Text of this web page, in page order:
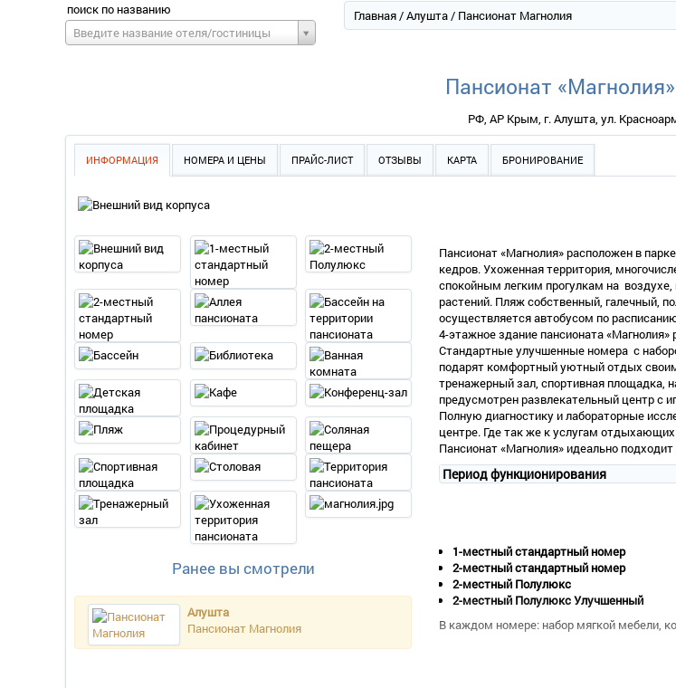
поиск по названию
Введите название отеля/гостиницы
Главная/Алушта/ Пансионат Магнолия
Пансионат
РФ, АР Крым, г. Алушта, ул.
ИНФОРМАЦИЯ НОМЕРА И ЦЕНЫ ПРАЙС-ЛИСТ ОТЗЫВЫ КАРТА БРОНИРОВАНИЕ
Ранее вы смотрели
Алушта
Пансионат Магнолия
Пансионат «Магнолия» расположен в
кедров. Ухоженная территория,
спокойным легким прогулкам на
растений. Пляж собственный, галечный,
осуществляется автобусом по
4-этажное здание пансионата
Стандартные улучшенные номера с
подарят комфортный уютный отдых
тренажерный зал, спортивная площадка,
предусмотрен развлекательный центр с
Полную диагностику и лабораторные
центре. Где так же к услугам
Пансионат «Магнолия» идеально
Период функционирования
1-местный стандартный номер
2-местный стандартный номер
2-местный Полулюкс
2-местный Полулюкс Улучшенный
В каждом номере: набор мягкой мебели,